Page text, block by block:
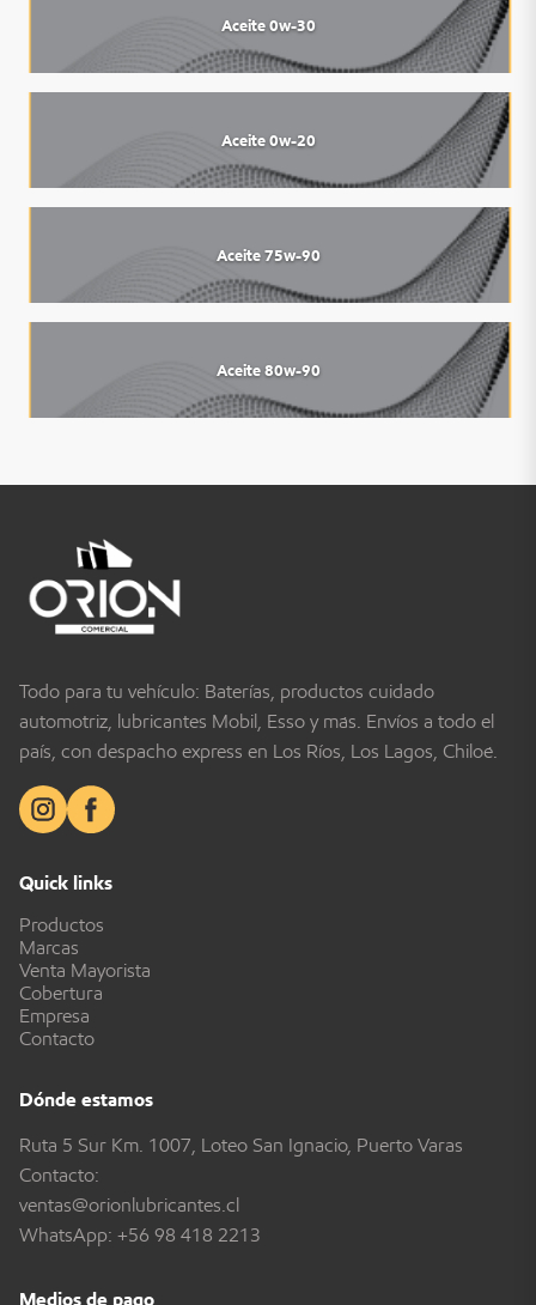
Aceite 0w-30
Aceite 0w-20
Aceite 75w-90
Aceite 80w-90
Todo para tu vehículo: Baterías, productos cuidado
automotriz, lubricantes Mobil, Esso y más. Envíos a todo el
país, con despacho express en Los Ríos, Los Lagos, Chiloé.
Quick links
Productos
Marcas
Venta Mayorista
Cobertura
Empresa
Contacto
Dónde estamos
Ruta 5 Sur Km. 1007, Loteo San Ignacio, Puerto Varas
Contacto:
ventas@orionlubricantes.cl
WhatsApp: +56 98 418 2213
Medios de pago